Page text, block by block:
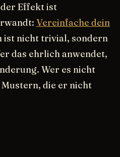
Effekt ist
Vereinfache dein
ist nicht trivial, sondern
das ehrlich anwendet,
Wer es nicht
die er nicht